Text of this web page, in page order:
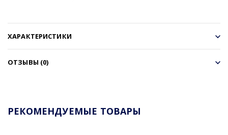
ХАРАКТЕРИСТИКИ
ОТЗЫВЫ (0)
РЕКОМЕНДУЕМЫЕ ТОВАРЫ